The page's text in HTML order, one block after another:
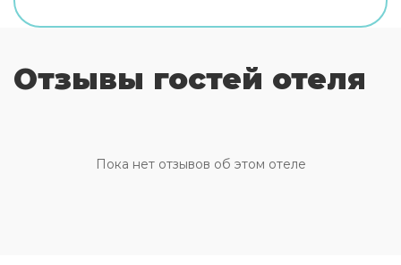
современного искусства и Форестал Парк.
номере гостей ждут душ. Перечисленные
услуги есть не во всех номерах.
Отзывы гостей отеля
Пока нет отзывов об этом отеле